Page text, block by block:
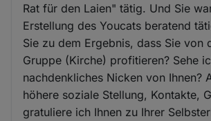
Rat für den Laien" tätig. Und Sie
Erstellung des Youcats beratend
Sie zu dem Ergebnis, dass Sie von
Gruppe (Kirche) profitieren? Sehe
nachdenkliches Nicken von Ihnen?
höhere soziale Stellung, Kontakte,
gratuliere ich Ihnen zu Ihrer